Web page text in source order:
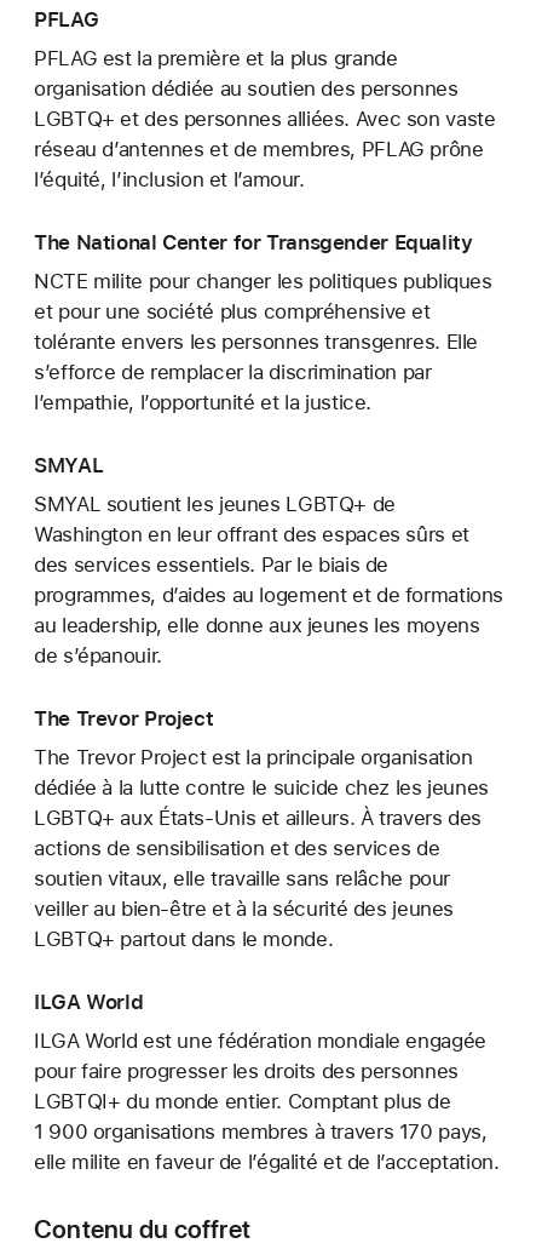
PFLAG
PFLAG est la première et la plus grande
organisation dédiée au soutien des personnes
LGBTQ+ et des personnes alliées. Avec son vaste
réseau d’antennes et de membres, PFLAG prône
l’équité, l’inclusion et l’amour.
The National Center for Transgender Equality
NCTE milite pour changer les politiques publiques
et pour une société plus compréhensive et
tolérante envers les personnes transgenres. Elle
s’efforce de remplacer la discrimination par
l’empathie, l’opportunité et la justice.
SMYAL
SMYAL soutient les jeunes LGBTQ+ de
Washington en leur offrant des espaces sûrs et
des services essentiels. Par le biais de
programmes, d’aides au logement et de formations
au leadership, elle donne aux jeunes les moyens
de s’épanouir.
The Trevor Project
The Trevor Project est la principale organisation
dédiée à la lutte contre le suicide chez les jeunes
LGBTQ+ aux États-Unis et ailleurs. À travers des
actions de sensibilisation et des services de
soutien vitaux, elle travaille sans relâche pour
veiller au bien-être et à la sécurité des jeunes
LGBTQ+ partout dans le monde.
ILGA World
ILGA World est une fédération mondiale engagée
pour faire progresser les droits des personnes
LGBTQI+ du monde entier. Comptant plus de
1 900 organisations membres à travers 170 pays,
elle milite en faveur de l’égalité et de l’acceptation.
Contenu du coffret